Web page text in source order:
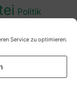
Service zu optimieren.
Politik
Wähler